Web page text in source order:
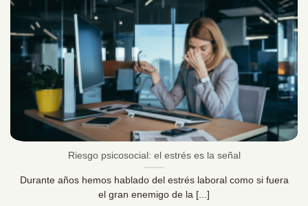
Riesgo psicosocial: el estrés es la señal
Durante años hemos hablado del estrés laboral como si fuera
el gran enemigo de la [...]